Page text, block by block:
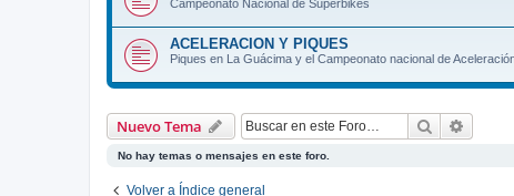
Campeonato Nacional de Superbikes
ACELERACION Y PIQUES
Piques en La Guácima y el Campeonato nacional de
Nuevo Tema Buscar
No hay temas o mensajes en este foro.
Volver a Índice general